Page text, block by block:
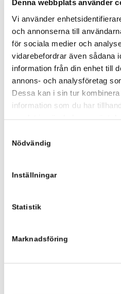
Denna webbplats använder
Vi använder
och annonserna till
för sociala medier och
vidarebefordrar även sådana
information från din enhet till
annons- och analysföretag
Dessa kan i sin tur
information som du har
Nödvändig
Inställningar
Statistik
Marknadsföring
tar dig in till stan men även
Önskar ni att ta en
promenadstråk runt i
Kontaktperson för
Fanny Pålsson